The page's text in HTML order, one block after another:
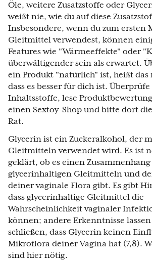
Öle, weitere Zusatzstoffe oder
weißt nie, wie du auf diese
Insbesondere, wenn du zum ersten
Gleitmittel verwendest, können
Features wie "Wärmeeffekte" oder
überwältigender sein als erwartet.
ein Produkt "natürlich" ist, heißt
dass es besser für dich ist.
Inhaltsstoffe, lese
einen Sextoy-Shop und bitte dort
Rat.
Glycerin ist ein Zuckeralkohol, der
Gleitmitteln verwendet wird. Es ist
geklärt, ob es einen Zusammenhang
glycerinhaltigen Gleitmitteln und
deiner vaginale Flora gibt. Es gibt
dass glycerinhaltige Gleitmittel die
Wahrscheinlichkeit vaginaler
können; andere Erkenntnisse
schließen, dass Glycerin keinen
Mikroflora deiner Vagina hat (7,8).
sind hier nötig.